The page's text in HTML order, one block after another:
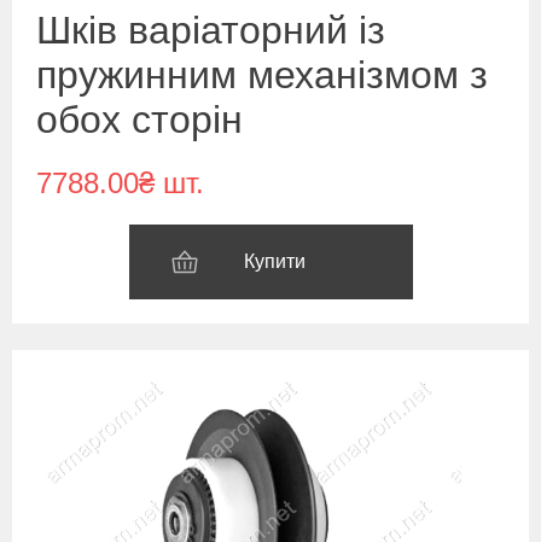
Шків варіаторний із
пружинним механізмом з
обох сторін
7788.00₴ шт.
Купити